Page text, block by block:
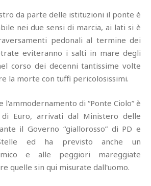
da parte delle istituzioni il ponte è
nei due sensi di marcia, ai lati si è
pedonali al termine dei
eviteranno i salti in mare degli
corso dei decenni tantissime volte
la morte con tuffi pericolosissimi.
l'ammodernamento di “Ponte Ciolo” è
Euro, arrivati dal Ministero delle
il Governo “giallorosso” di PD e
ed ha previsto anche un
e alle peggiori mareggiate
quelle sin qui misurate dall'uomo.